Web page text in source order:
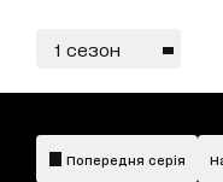
1 сезон
Попередня серія